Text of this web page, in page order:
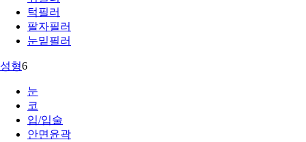
턱필러
팔자필러
눈밑필러
성형6
눈
코
입/입술
안면윤곽